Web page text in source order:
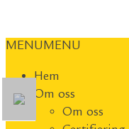
MENUMENU
Hem
Om oss
Om oss